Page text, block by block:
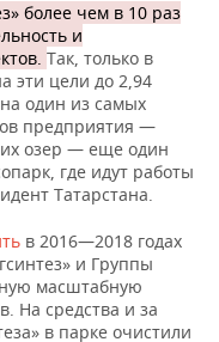
более чем в 10 раз
и
Так, только в
эти цели до 2,94
один из самых
предприятия —
озер — еще один
где идут работы
Татарстана.
в 2016—2018 годах
и Группы
масштабную
На средства и за
в парке очистили